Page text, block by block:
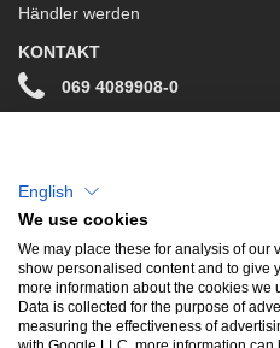
Händler werden
KONTAKT
069 4089908-0
Facebook
Instagram
English
We use cookies
We may place these for analysis of our
show personalised content and to give
more information about the cookies we
Data is collected for the purpose of
measuring the effectiveness of